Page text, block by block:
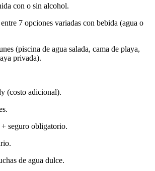
con o sin alcohol.
7 opciones variadas con bebida (agua o
(piscina de agua salada, cama de playa,
privada).
(costo adicional).
seguro obligatorio.
de agua dulce.